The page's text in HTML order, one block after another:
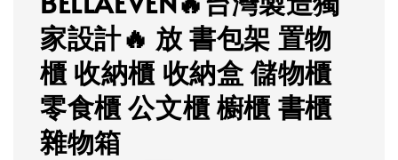
家設計🔥 放 書包架 置物
櫃 收納櫃 收納盒 儲物櫃
零食櫃 公文櫃 櫥櫃 書櫃
雜物箱